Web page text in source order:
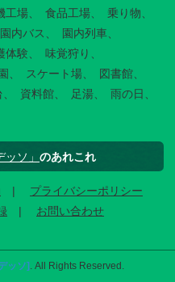
工場 食品工場
乗り物
園内バス
園内列車
体験
味覚狩り
スケート場
図書館
資料館 足湯
雨の日
ソ」 のあれこれ
プライバシーポリシー
お問い合わせ
ッソ] . All Rights Reserved.